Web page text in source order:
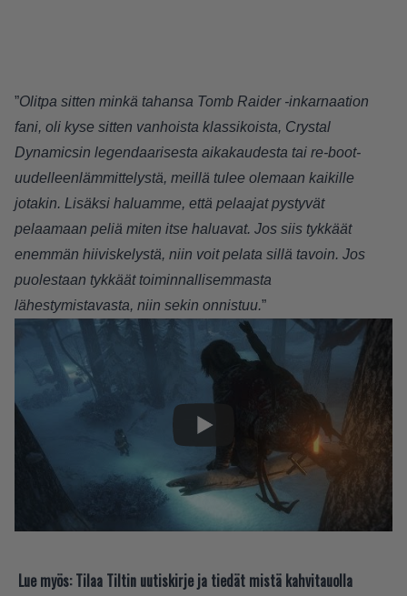
”Olitpa sitten minkä tahansa Tomb Raider -inkarnaation
fani, oli kyse sitten vanhoista klassikoista, Crystal
Dynamicsin legendaarisesta aikakaudesta tai re-boot-
uudelleenlämmittelystä, meillä tulee olemaan kaikille
jotakin. Lisäksi haluamme, että pelaajat pystyvät
pelaamaan peliä miten itse haluavat. Jos siis tykkäät
enemmän hiiviskelystä, niin voit pelata sillä tavoin. Jos
puolestaan tykkäät toiminnallisemmasta
lähestymistavasta, niin sekin onnistuu.”
Lue myös: Tilaa Tiltin uutiskirje ja tiedät mistä kahvitauolla